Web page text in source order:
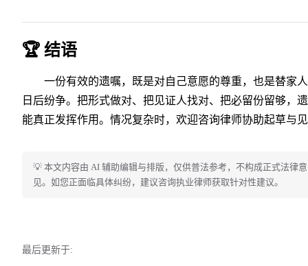
🏆 结语
一份有效的遗嘱，既是对自己意愿的尊重，也是替家
日后纷争。把形式做对、把见证人找对、把必留份留够，
能真正发挥作用。情况复杂时，欢迎咨询律师协助起草与
💡 本文内容由 AI 辅助编辑与排版，仅供普法参考，不构成正式法律意
见。如您正面临具体纠纷，建议咨询执业律师获取针对性建议。
最后更新于: